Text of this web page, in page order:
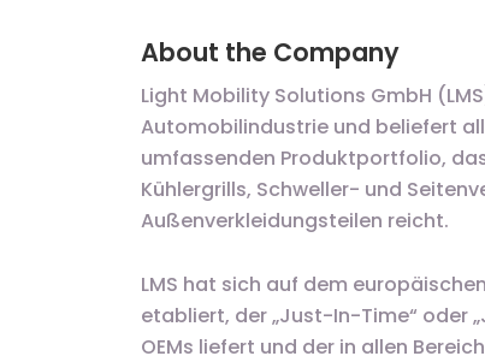
About the Company
Light Mobility Solutions GmbH
Automobilindustrie und beliefert
umfassenden Produktportfolio,
Kühlergrills, Schweller- und
Außenverkleidungsteilen reicht.
LMS hat sich auf dem
etabliert, der „Just-In-Time“ oder
OEMs liefert und der in allen